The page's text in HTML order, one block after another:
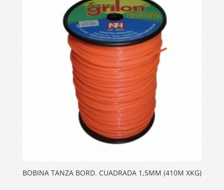
BOBINA TANZA BORD. CUADRADA 1,5MM (410M XKG)